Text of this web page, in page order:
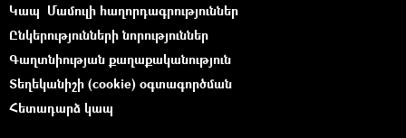
Կապ Մամուլի հաղորդագրություններ
Ընկերությունների նորություններ
Գաղտնիության քաղաքականություն
Տեղեկանիշի (cookie) օգտագործման
Հետադարձ կապ